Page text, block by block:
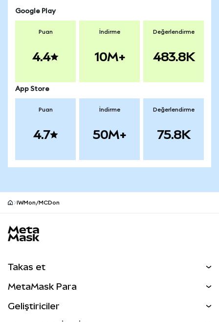
Google Play
Puan
4.4
İndirme
10M+
Değerlendirme
483.8K
App Store
Puan
4.7
İndirme
50M+
Değerlendirme
75.8K
IWMon/MCDon
Takas et
Perps
MetaMask Para
Geliştiriciler